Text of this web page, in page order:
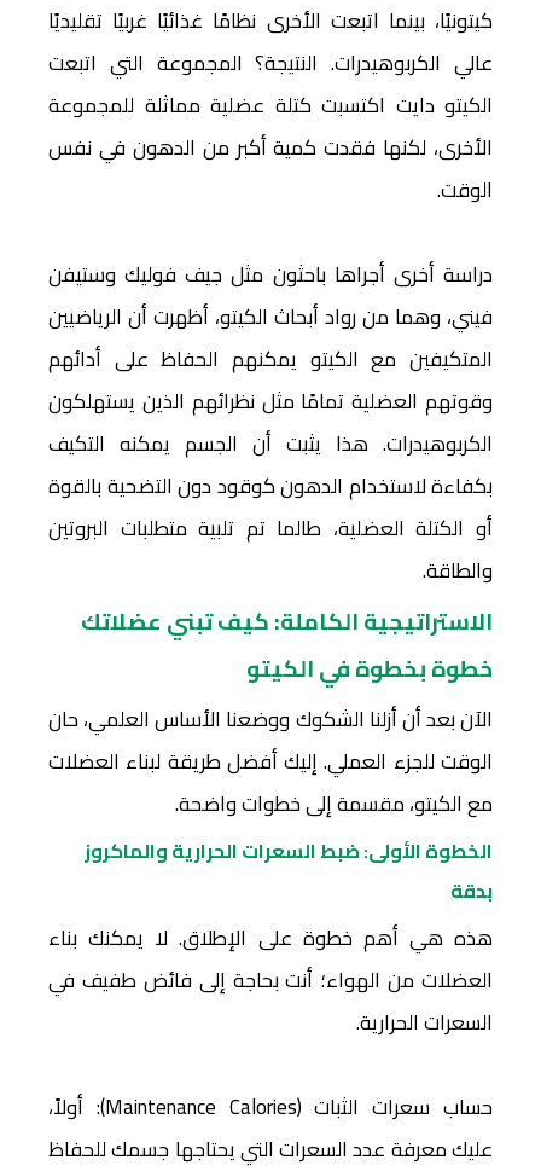
كيتونيًا، بينما اتبعت الأخرى نظامًا غذائيًا غربيًا تقليديًا
عالي الكربوهيدرات. النتيجة؟ المجموعة التي اتبعت
الكيتو دايت اكتسبت كتلة عضلية مماثلة للمجموعة
الأخرى، لكنها فقدت كمية أكبر من الدهون في نفس
الوقت.
دراسة أخرى أجراها باحثون مثل جيف فوليك وستيفن
فيني، وهما من رواد أبحاث الكيتو، أظهرت أن الرياضيين
المتكيفين مع الكيتو يمكنهم الحفاظ على أدائهم
وقوتهم العضلية تمامًا مثل نظرائهم الذين يستهلكون
الكربوهيدرات. هذا يثبت أن الجسم يمكنه التكيف
بكفاءة لاستخدام الدهون كوقود دون التضحية بالقوة
أو الكتلة العضلية، طالما تم تلبية متطلبات البروتين
والطاقة.
الاستراتيجية الكاملة: كيف تبني عضلاتك
خطوة بخطوة في الكيتو
الآن بعد أن أزلنا الشكوك ووضعنا الأساس العلمي، حان
الوقت للجزء العملي. إليك أفضل طريقة لبناء العضلات
مع الكيتو، مقسمة إلى خطوات واضحة.
الخطوة الأولى: ضبط السعرات الحرارية والماكروز
بدقة
هذه هي أهم خطوة على الإطلاق. لا يمكنك بناء
العضلات من الهواء؛ أنت بحاجة إلى فائض طفيف في
السعرات الحرارية.
حساب سعرات الثبات (Maintenance Calories): أولاً،
عليك معرفة عدد السعرات التي يحتاجها جسمك للحفاظ